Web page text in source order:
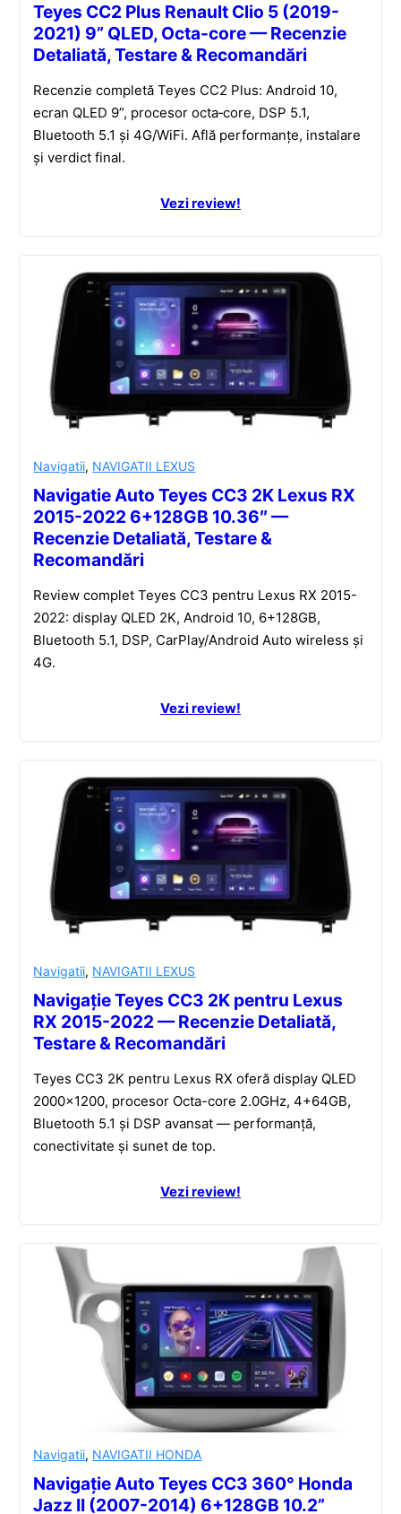
Teyes CC2 Plus Renault Clio 5 (2019-
2021) 9” QLED, Octa-core — Recenzie
Detaliată, Testare & Recomandări
Recenzie completă Teyes CC2 Plus: Android 10,
ecran QLED 9”, procesor octa‑core, DSP 5.1,
Bluetooth 5.1 și 4G/WiFi. Află performanțe, instalare
și verdict final.
Vezi review!
Navigatii, NAVIGATII LEXUS
Navigatie Auto Teyes CC3 2K Lexus RX
2015-2022 6+128GB 10.36″ —
Recenzie Detaliată, Testare &
Recomandări
Review complet Teyes CC3 pentru Lexus RX 2015-
2022: display QLED 2K, Android 10, 6+128GB,
Bluetooth 5.1, DSP, CarPlay/Android Auto wireless și
4G.
Vezi review!
Navigatii, NAVIGATII LEXUS
Navigație Teyes CC3 2K pentru Lexus
RX 2015-2022 — Recenzie Detaliată,
Testare & Recomandări
Teyes CC3 2K pentru Lexus RX oferă display QLED
2000×1200, procesor Octa-core 2.0GHz, 4+64GB,
Bluetooth 5.1 și DSP avansat — performanță,
conectivitate și sunet de top.
Vezi review!
Navigatii, NAVIGATII HONDA
Navigație Auto Teyes CC3 360° Honda
Jazz II (2007-2014) 6+128GB 10.2”